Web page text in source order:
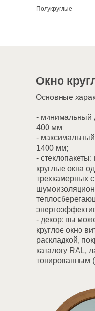
Полукруглые
Основные
Окно
- минимальный
400 мм;
- максимальный
1400 мм;
-
круглые окна
трехкамерных
- декор: вы
круглое окно
раскладкой,
каталогу RAL,
тонированным
Подберём
Расскажите о своем